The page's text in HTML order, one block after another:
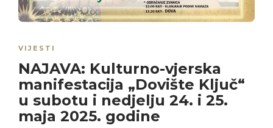
VIJESTI
NAJAVA: Kulturno-vjerska
manifestacija „Dovište Ključ“
u subotu i nedjelju 24. i 25.
maja 2025. godine